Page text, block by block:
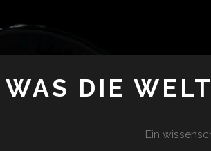
WAS DIE
Ein